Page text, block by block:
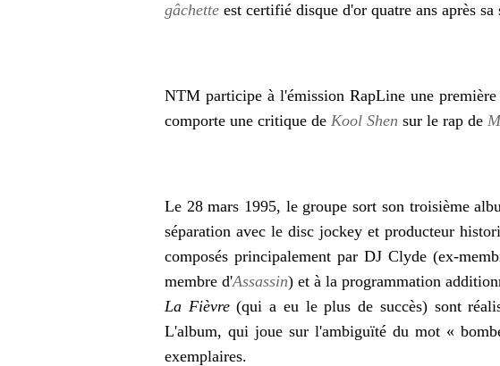
gâchette est certifié disque d'or quatre ans après
NTM participe à l'émission RapLine une
comporte une critique de Kool Shen sur le rap de
Le 28 mars 1995, le groupe sort son troisième
séparation avec le disc jockey et producteur
composés principalement par DJ Clyde (ex-
membre d'Assassin) et à la programmation
La Fièvre(qui a eu le plus de succès) sont
L'album, qui joue sur l'ambiguïté du mot «
exemplaires.